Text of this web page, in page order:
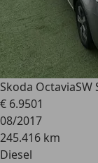
Skoda OctaviaSW
€ 6.9501
08/2017
245.416 km
Diesel